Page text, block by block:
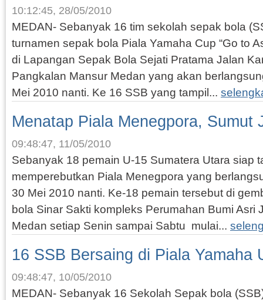
10:12:45, 28/05/2010
MEDAN- Sebanyak 16 tim sekolah sepak bola
turnamen sepak bola Piala Yamaha Cup “Go to
di Lapangan Sepak Bola Sejati Pratama Jalan
Pangkalan Mansur Medan yang akan
Mei 2010 nanti. Ke 16 SSB yang tampil...
Menatap Piala Menegpora, Sumut
09:48:47, 11/05/2010
Sebanyak 18 pemain U-15 Sumatera Utara siap
memperebutkan Piala Menegpora yang
30 Mei 2010 nanti. Ke-18 pemain tersebut di
bola Sinar Sakti kompleks Perumahan Bumi Asri
Medan setiap Senin sampai Sabtu mulai...
16 SSB Bersaing di Piala Yamaha
09:48:47, 10/05/2010
MEDAN- Sebanyak 16 Sekolah Sepak bola